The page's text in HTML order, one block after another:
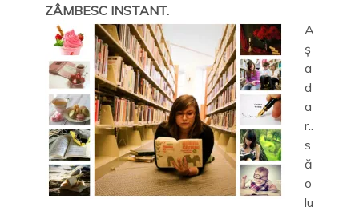
ZÂMBESC INSTANT.
A
ș
a
d
a
r..
s
ă
o
lu